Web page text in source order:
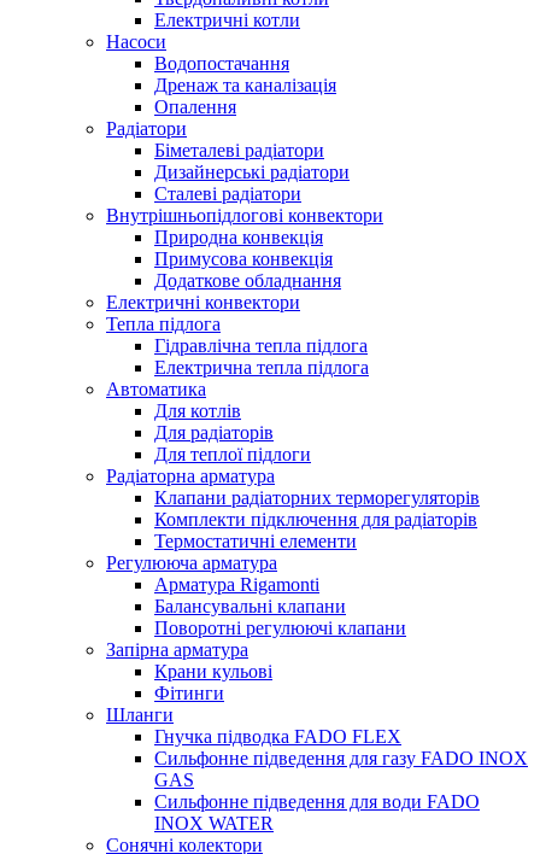
Електричні котли
Насоси
Водопостачання
Дренаж та каналізація
Опалення
Радіатори
Біметалеві радіатори
Дизайнерські радіатори
Сталеві радіатори
Внутрішньопідлогові конвектори
Природна конвекція
Примусова конвекція
Додаткове обладнання
Електричні конвектори
Тепла підлога
Гідравлічна тепла підлога
Електрична тепла підлога
Автоматика
Для котлів
Для радіаторів
Для теплої підлоги
Радіаторна арматура
Клапани радіаторних терморегуляторів
Комплекти підключення для радіаторів
Термостатичні елементи
Регулююча арматура
Арматура Rigamonti
Балансувальні клапани
Поворотні регулюючі клапани
Запірна арматура
Крани кульові
Фітинги
Шланги
Гнучка підводка FADO FLEX
Сильфонне підведення для газу FADO INOX
GAS
Сильфонне підведення для води FADO
INOX WATER
Сонячні колектори